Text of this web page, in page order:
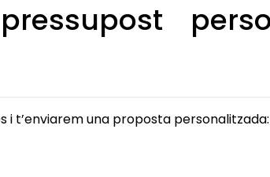
t’enviarem una proposta personalitzada: